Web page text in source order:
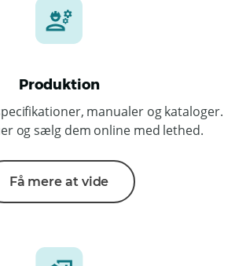
Produktion
manualer og kataloger.
og sælg dem online med lethed.
Få mere at vide